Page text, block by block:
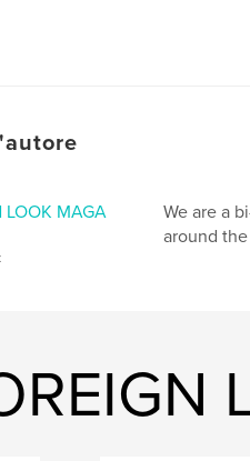
LOOK MAGA
We are a
around